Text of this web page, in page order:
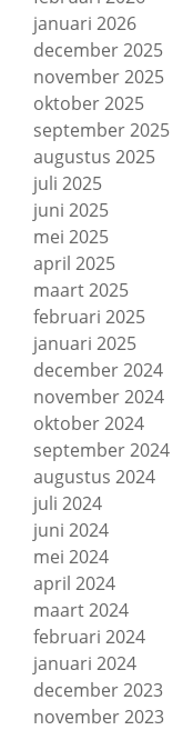
januari 2026
december 2025
november 2025
oktober 2025
september 2025
augustus 2025
juli 2025
juni 2025
mei 2025
april 2025
maart 2025
februari 2025
januari 2025
december 2024
november 2024
oktober 2024
september 2024
augustus 2024
juli 2024
juni 2024
mei 2024
april 2024
maart 2024
februari 2024
januari 2024
december 2023
november 2023